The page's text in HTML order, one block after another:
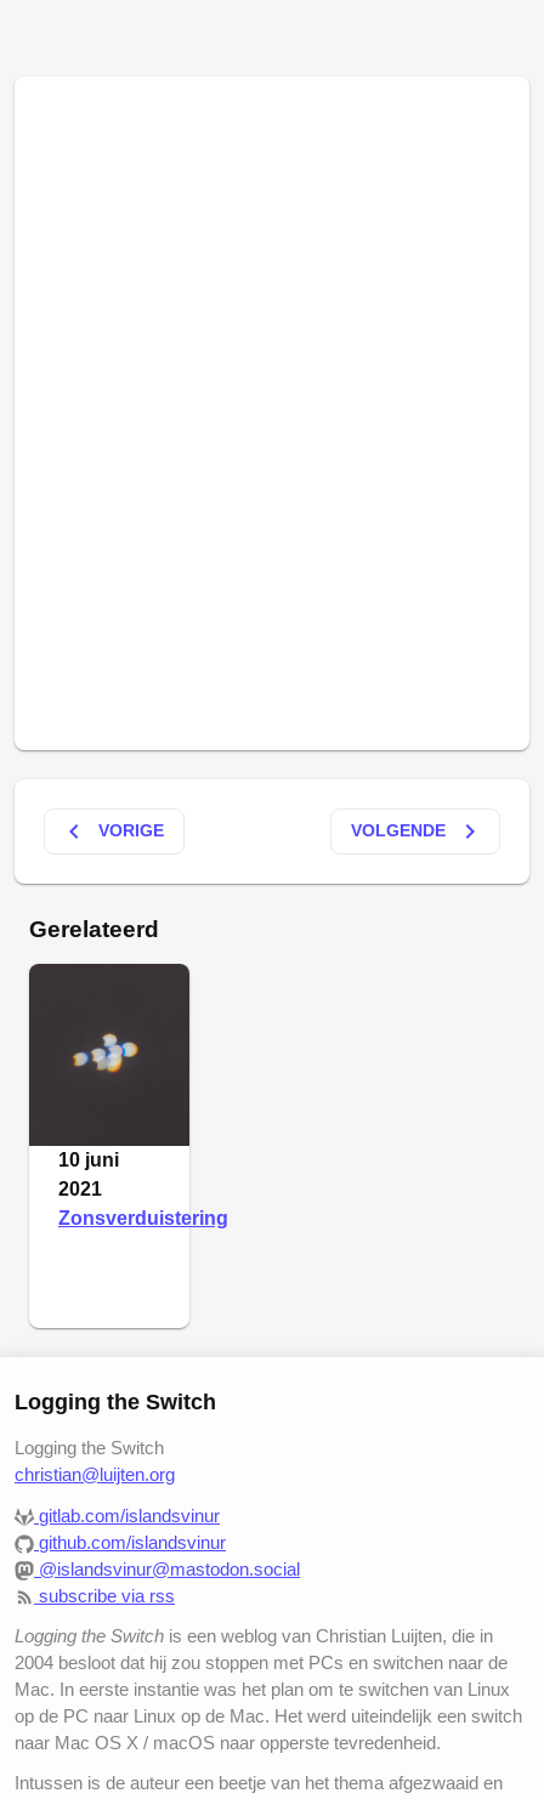
keyboard_arrow_left VORIGE VOLGENDE keyboard_arrow_right
Gerelateerd
10 juni
2021
Zonsverduistering
Logging the Switch
Logging the Switch
christian@luijten.org
gitlab.com/islandsvinur
github.com/islandsvinur
@islandsvinur@mastodon.social
subscribe via rss
Logging the Switch is een weblog van Christian Luijten, die in
2004 besloot dat hij zou stoppen met PCs en switchen naar de
Mac. In eerste instantie was het plan om te switchen van Linux
op de PC naar Linux op de Mac. Het werd uiteindelijk een switch
naar Mac OS X / macOS naar opperste tevredenheid.
Intussen is de auteur een beetje van het thema afgezwaaid en